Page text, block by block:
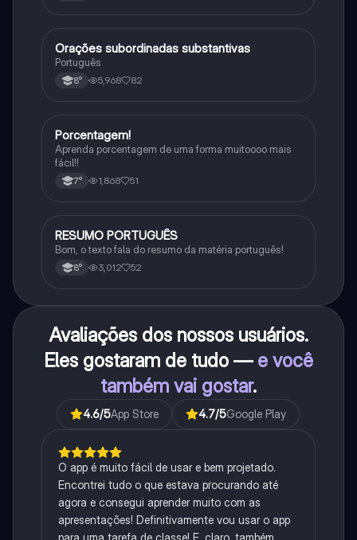
Português
Orações subordinadas substantivas
Português
8° 5,968 82
Matematica
Porcentagem!
Aprenda porcentagem de uma forma muitoooo mais
fácil!!
7° 1,868 51
Português
RESUMO PORTUGUÊS
Bom, o texto fala do resumo da matéria português!
8° 3,012 52
Avaliações dos nossos usuários.
Eles gostaram de tudo — e você
também vai gostar.
4.6/5App Store 4.7/5Google Play
O app é muito fácil de usar e bem projetado.
Encontrei tudo o que estava procurando até
agora e consegui aprender muito com as
apresentações! Definitivamente vou usar o app
para uma tarefa de classe! E, claro, também